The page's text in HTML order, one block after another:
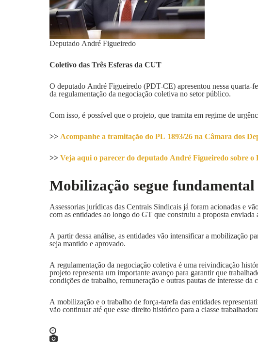
Deputado André Figueiredo
Coletivo das Três Esferas da CUT
O deputado André Figueiredo (PDT-CE) apresentou nessa quarta-
da regulamentação da negociação coletiva no setor público.
Com isso, é possível que o projeto, que tramita em regime de
>> Acompanhe a tramitação do PL 1893/26 na Câmara dos
>> Veja aqui o parecer do deputado André Figueiredo sobre o
Mobilização segue fundamental
Assessorias jurídicas das Centrais Sindicais já foram acionadas e
com as entidades ao longo do GT que construiu a proposta enviada
A partir dessa análise, as entidades vão intensificar a mobilização
seja mantido e aprovado.
A regulamentação da negociação coletiva é uma reivindicação
projeto representa um importante avanço para garantir que
condições de trabalho, remuneração e outras pautas de interesse da
A mobilização e o trabalho de força-tarefa das entidades
vão continuar até que esse direito histórico para a classe